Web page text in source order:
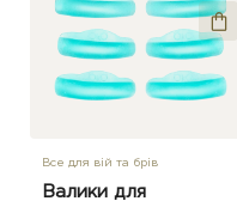
Все для вій та брів
Валики для